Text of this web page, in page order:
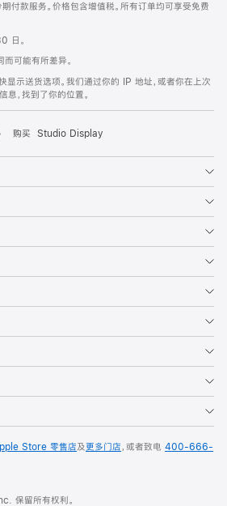
付款服务。价格包含增值税。所有订单均可享受免费
日。
可能有所差异。
显示送货选项。我们通过你的 IP 地址，或者你在上次
，找到了你的位置。
购买 Studio Display
Store 零售店及更多门店，或者致电 400-666-
留所有权利。